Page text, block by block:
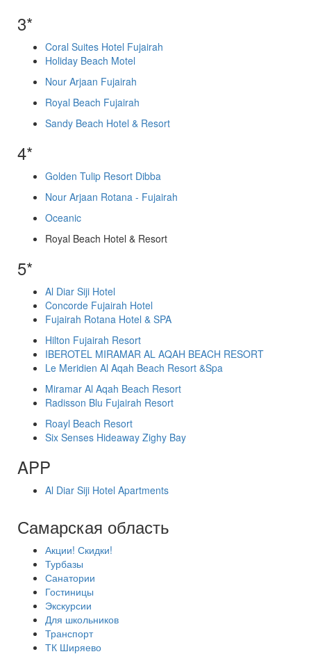
3*
Coral Suites Hotel Fujairah
Holiday Beach Motel
Nour Arjaan Fujairah
Royal Beach Fujairah
Sandy Beach Hotel & Resort
4*
Golden Tulip Resort Dibba
Nour Arjaan Rotana - Fujairah
Oceanic
Royal Beach Hotel & Resort
5*
Al Diar Siji Hotel
Concorde Fujairah Hotel
Fujairah Rotana Hotel & SPA
Hilton Fujairah Resort
IBEROTEL MIRAMAR AL AQAH BEACH RESORT
Le Meridien Al Aqah Beach Resort &Spa
Miramar Al Aqah Beach Resort
Radisson Blu Fujairah Resort
Roayl Beach Resort
Six Senses Hideaway Zighy Bay
APP
Al Diar Siji Hotel Apartments
Самарская область
Акции! Скидки!
Турбазы
Санатории
Гостиницы
Экскурсии
Для школьников
Транспорт
ТК Ширяево